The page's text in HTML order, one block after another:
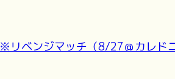
※リベンジマッチ（8/27＠カレド